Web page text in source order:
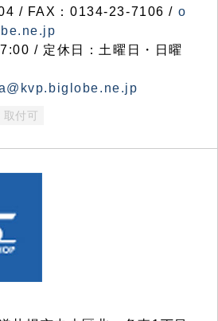
/ FAX：0134-23-7106 / o
/ 定休日：土曜日・日曜
取付可